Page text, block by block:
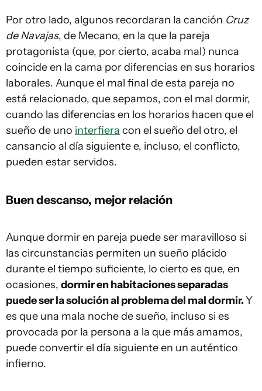
Por otro lado, algunos recordaran la canción Cruz
de Navajas, de Mecano, en la que la pareja
protagonista (que, por cierto, acaba mal) nunca
coincide en la cama por diferencias en sus horarios
laborales. Aunque el mal final de esta pareja no
está relacionado, que sepamos, con el mal dormir,
cuando las diferencias en los horarios hacen que el
sueño de uno interfiera con el sueño del otro, el
cansancio al día siguiente e, incluso, el conflicto,
pueden estar servidos.
Buen descanso, mejor relación
Aunque dormir en pareja puede ser maravilloso si
las circunstancias permiten un sueño plácido
durante el tiempo suficiente, lo cierto es que, en
ocasiones, dormir en habitaciones separadas
puede ser la solución al problema del mal dormir.Y
es que una mala noche de sueño, incluso si es
provocada por la persona a la que más amamos,
puede convertir el día siguiente en un auténtico
infierno.